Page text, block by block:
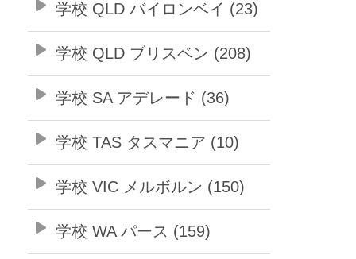
学校 QLD バイロンベイ (23)
学校 QLD ブリスベン (208)
学校 SA アデレード (36)
学校 TAS タスマニア (10)
学校 VIC メルボルン (150)
学校 WA パース (159)